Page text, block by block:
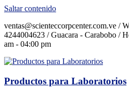
Saltar contenido
ventas@scienteccorpcenter.com.ve /
4244004623 / Guacara - Carabobo /
am - 04:00 pm
Productos para Laboratorios